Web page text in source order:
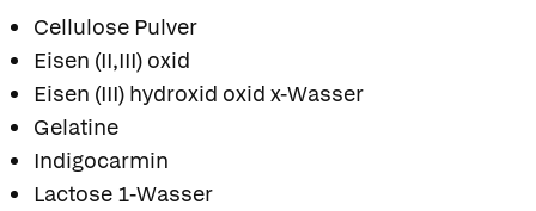
Cellulose Pulver
Eisen (II,III) oxid
Eisen (III) hydroxid oxid x-Wasser
Gelatine
Indigocarmin
Lactose 1-Wasser